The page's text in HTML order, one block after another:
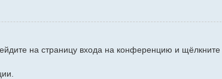
на страницу входа на конференцию и щёлкните